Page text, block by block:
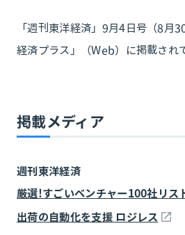
「週刊東洋経済」9月4日号（8月
経済プラス」（Web）に掲載され
掲載メディア
週刊東洋経済
厳選!すごいベンチャー100社リス
出荷の自動化を支援 ロジレス